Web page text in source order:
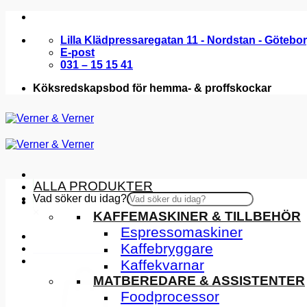
Skip
content
Lilla Klädpressaregatan 11 - Nordstan -
E-post
031 – 15 15 41
Köksredskapsbod för hemma- & proffskockar
Vad söker du idag?
ALLA PRODUKTER
KÖKSMASKINER
KAFFEMASKINER & TILLBEHÖR
Espressomaskiner
Kaffebryggare
Kaffekvarnar
MATBEREDARE & ASSISTENTER
Foodprocessor